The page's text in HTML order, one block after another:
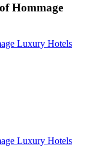
Hommage
Luxury Hotels
Luxury Hotels